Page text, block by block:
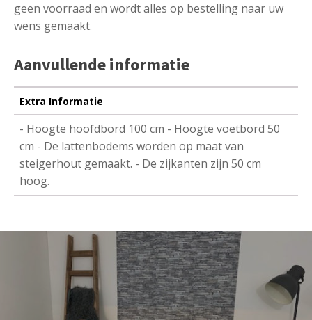
geen voorraad en wordt alles op bestelling naar uw
wens gemaakt.
Aanvullende informatie
Extra Informatie
- Hoogte hoofdbord 100 cm - Hoogte voetbord 50
cm - De lattenbodems worden op maat van
steigerhout gemaakt. - De zijkanten zijn 50 cm
hoog.